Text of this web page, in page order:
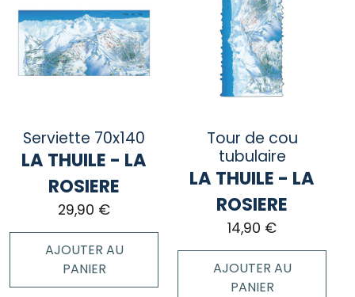
plusieurs
variations.
Les
options
surServiette 70x140
LA THUILE - LA
ROSIERE
29,90 €
AJOUTER AU
PANIER
Tour de cou
tubulaire
LA THUILE - LA
ROSIERE
14,90 €
AJOUTER AU
PANIER